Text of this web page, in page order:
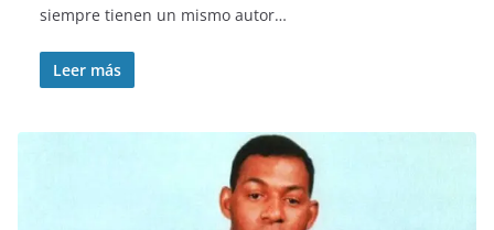
siempre tienen un mismo autor…
Leer más